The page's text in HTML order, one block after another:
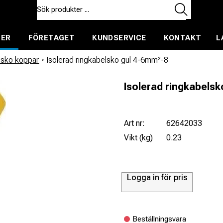
FÖRETAGET KUNDSERVICE KONTAKT
koppar / Isolerad ringkabelsko gul 4-6mm²-8
Isolerad
Art nr:
62642033
Vikt (kg)
0.23
Logga in för pris
Beställningsvara